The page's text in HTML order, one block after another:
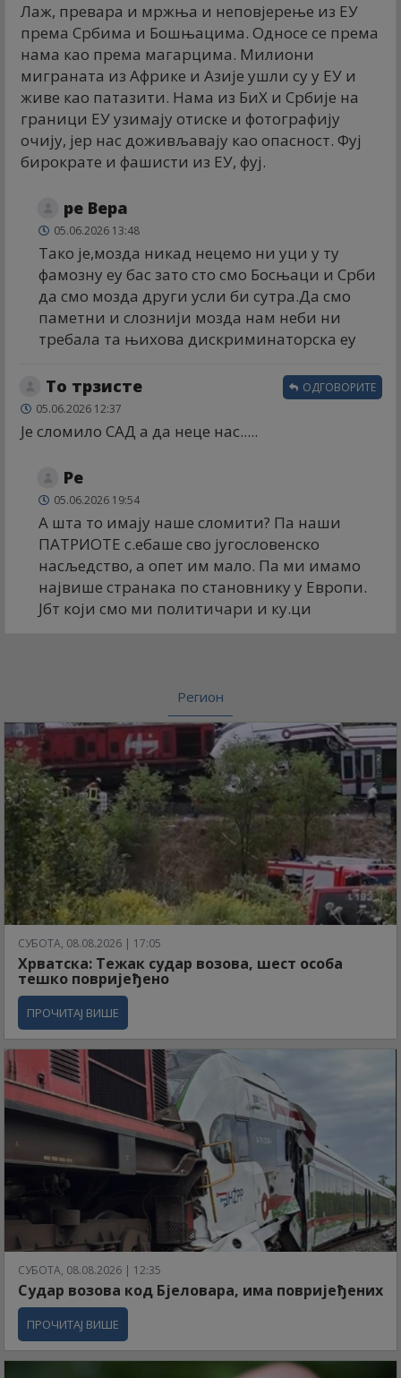
Лаж, превара и мржња и неповјерење из ЕУ
према Србима и Бошњацима. Односе се према
нама као према магарцима. Милиони
миграната из Африке и Азије ушли су у ЕУ и
живе као патазити. Нама из БиХ и Србије на
граници ЕУ узимају отиске и фотографију
очију, јер нас доживљавају као опасност. Фуј
бирократе и фашисти из ЕУ, фуј.
ре Вера
05.06.2026 13:48
Тако је,мозда никад нецемо ни уци у ту
фамозну еу бас зато сто смо Босњаци и Срби
да смо мозда други усли би сутра.Да смо
паметни и слознији мозда нам неби ни
требала та њихова дискриминаторска еу
То трзисте
05.06.2026 12:37
Је сломило САД а да неце нас.....
ОДГОВОРИТЕ
Ре
05.06.2026 19:54
А шта то имају наше сломити? Па наши
ПАТРИОТЕ с.ебаше сво југословенско
насљедство, а опет им мало. Па ми имамо
највише странака по становнику у Европи.
Јбт који смо ми политичари и ку.ци
Регион
СУБОТА, 08.08.2026 | 17:05
Хрватска: Тежак судар возова, шест особа
тешко повријеђено
ПРОЧИТАЈ ВИШЕ
СУБОТА, 08.08.2026 | 12:35
Судар возова код Бјеловара, има повријеђених
ПРОЧИТАЈ ВИШЕ